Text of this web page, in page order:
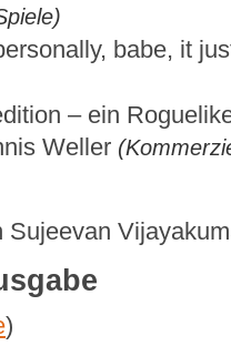
babe, it
– ein
Weller
Sujeevan
)